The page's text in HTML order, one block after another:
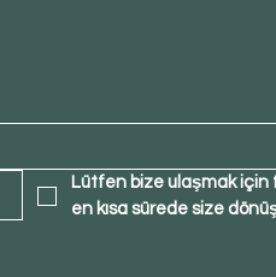
Lütfen bize ulaşmak için
en kısa sürede size